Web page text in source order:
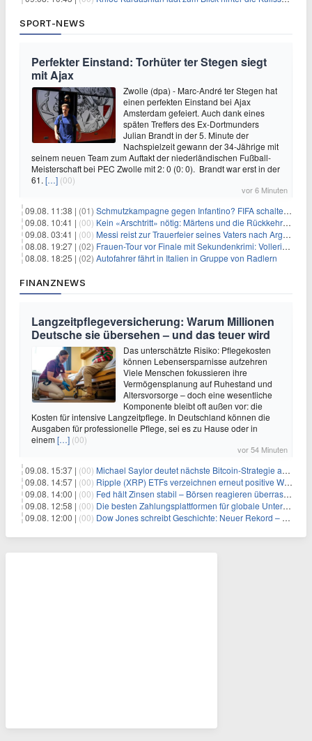
SPORT-NEWS
Perfekter Einstand: Torhüter ter Stegen siegt
mit Ajax
Zwolle (dpa) - Marc-André ter Stegen hat
einen perfekten Einstand bei Ajax
Amsterdam gefeiert. Auch dank eines
späten Treffers des Ex-Dortmunders
Julian Brandt in der 5. Minute der
Nachspielzeit gewann der 34-Jährige mit
seinem neuen Team zum Auftakt der niederländischen Fußball-
Meisterschaft bei PEC Zwolle mit 2: 0 (0: 0). Brandt war erst in der
61. […] (00)
vor 6 Minuten
09.08. 11:38 | (01) Schmutzkampagne gegen Infantino? FIFA schaltet auf Angriff
09.08. 10:41 | (00) Kein «Arschtritt» nötig: Märtens und die Rückkehr nach Paris
09.08. 03:41 | (00) Messi reist zur Trauerfeier seines Vaters nach Argentinien
08.08. 19:27 | (02) Frauen-Tour vor Finale mit Sekundenkrimi: Vollering in Gelb
08.08. 18:25 | (02) Autofahrer fährt in Italien in Gruppe von Radlern
FINANZNEWS
Langzeitpflegeversicherung: Warum Millionen
Deutsche sie übersehen – und das teuer wird
Das unterschätzte Risiko: Pflegekosten
können Lebensersparnisse aufzehren
Viele Menschen fokussieren ihre
Vermögensplanung auf Ruhestand und
Altersvorsorge – doch eine wesentliche
Komponente bleibt oft außen vor: die
Kosten für intensive Langzeitpflege. In Deutschland können die
Ausgaben für professionelle Pflege, sei es zu Hause oder in
einem[…] (00)
vor 54 Minuten
09.08. 15:37 | (00) Michael Saylor deutet nächste Bitcoin-Strategie an: Analysten erwarten weiteren Verkauf
09.08. 14:57 | (00) Ripple (XRP) ETFs verzeichnen erneut positive Woche, doch neue Bedenken tauchen auf
09.08. 14:00 | (00) Fed hält Zinsen stabil – Börsen reagieren überraschend volatil
09.08. 12:58 | (00) Die besten Zahlungsplattformen für globale Unternehmen im Jahr 2026
09.08. 12:00 | (00) Dow Jones schreibt Geschichte: Neuer Rekord – und Amazon knackt die nächste Billionen-Marke